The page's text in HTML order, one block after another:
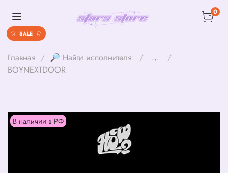
0
Главная 🔎 Найти исполнителя:
...
BOYNEXTDOOR
В наличии в РФ